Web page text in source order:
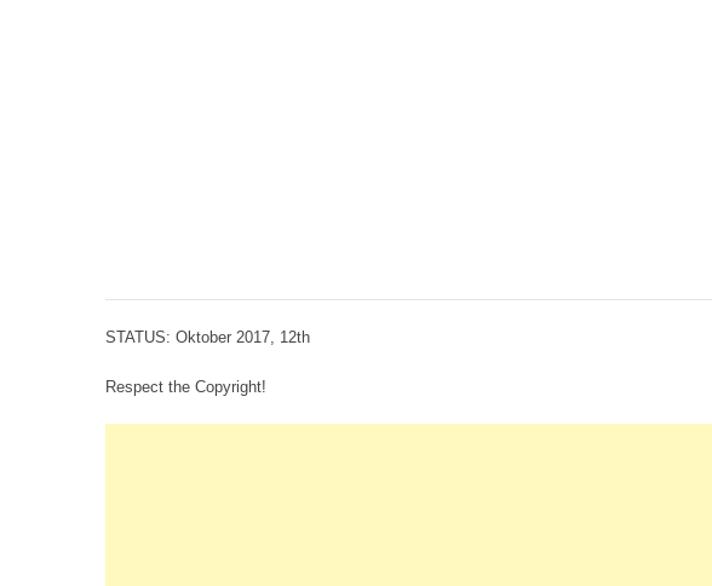
STATUS: Oktober 2017, 12th
Respect the Copyright!